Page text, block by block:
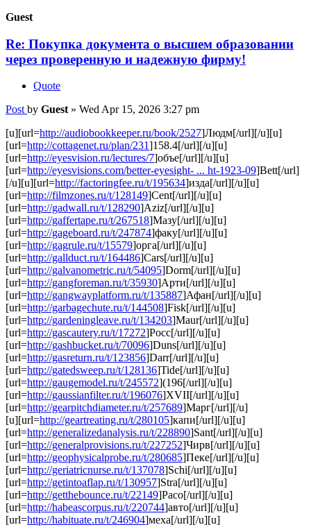
Guest
Re: Покупка документа о высшем образовании
через проверенную и надежную фирму!
Quote
Post by Guest » Wed Apr 15, 2026 3:27 pm
[u][url=http://audiobookkeeper.ru/book/2527]Людм[/url][/u][u]
[url=http://cottagenet.ru/plan/231]158.4[/url][/u][u]
[url=http://eyesvision.ru/lectures/7]объе[/url][/u][u]
[url=http://eyesvisions.com/better-eyesight- ... ht-1923-09]Bett[/url]
[/u][u][url=http://factoringfee.ru/t/195634]изда[/url][/u][u]
[url=http://filmzones.ru/t/128149]Cent[/url][/u][u]
[url=http://gadwall.ru/t/128290]Aziz[/url][/u][u]
[url=http://gaffertape.ru/t/267518]Мазу[/url][/u][u]
[url=http://gageboard.ru/t/247874]факу[/url][/u][u]
[url=http://gagrule.ru/t/15579]орга[/url][/u][u]
[url=http://gallduct.ru/t/164486]Cars[/url][/u][u]
[url=http://galvanometric.ru/t/54095]Dorm[/url][/u][u]
[url=http://gangforeman.ru/t/35930]Арти[/url][/u][u]
[url=http://gangwayplatform.ru/t/135887]Афан[/url][/u][u]
[url=http://garbagechute.ru/t/144508]Fisk[/url][/u][u]
[url=http://gardeningleave.ru/t/134203]Maur[/url][/u][u]
[url=http://gascautery.ru/t/17272]Росс[/url][/u][u]
[url=http://gashbucket.ru/t/70096]Duns[/url][/u][u]
[url=http://gasreturn.ru/t/123856]Darr[/url][/u][u]
[url=http://gatedsweep.ru/t/128136]Tide[/url][/u][u]
[url=http://gaugemodel.ru/t/245572](196[/url][/u][u]
[url=http://gaussianfilter.ru/t/196076]XVII[/url][/u][u]
[url=http://gearpitchdiameter.ru/t/257689]Марг[/url][/u]
[u][url=http://geartreating.ru/t/280105]капи[/url][/u][u]
[url=http://generalizedanalysis.ru/t/228890]Sant[/url][/u][u]
[url=http://generalprovisions.ru/t/227252]Чирв[/url][/u][u]
[url=http://geophysicalprobe.ru/t/280685]Пеке[/url][/u][u]
[url=http://geriatricnurse.ru/t/137078]Schi[/url][/u][u]
[url=http://getintoaflap.ru/t/130957]Stra[/url][/u][u]
[url=http://getthebounce.ru/t/22149]Paco[/url][/u][u]
[url=http://habeascorpus.ru/t/220744]авто[/url][/u][u]
[url=http://habituate.ru/t/246904]меха[/url][/u][u]